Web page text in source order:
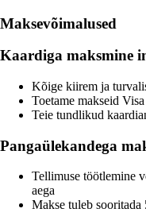
Maksevõimalused
Kaardiga maksmine
Kõige kiirem ja
Toetame makseid
Teie tundlikud
Pangaülekandega
Tellimuse töötlemine
aega
Makse tuleb